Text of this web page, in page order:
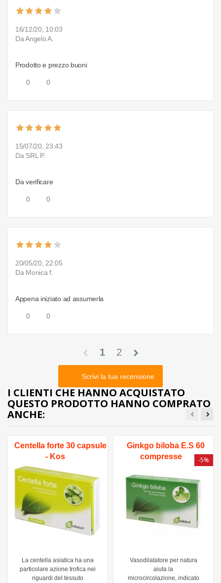
16/12/20, 10:03
Da Angelo A.
Prodotto e prezzo buoni
0 0
15/07/20, 23:43
Da SRL P.
Da verificare
0 0
20/05/20, 22:05
Da Monica f.
Appena iniziato ad assumerla
0 0
chevron_left 1 2 chevron_right
Scrivi la tua recensione
I CLIENTI CHE HANNO ACQUISTATO
QUESTO PRODOTTO HANNO COMPRATO
ANCHE:
Centella forte 30 capsule
- Kos
La centella asiatica ha una
particolare azione trofica nei
riguardi del tessuto
Ginkgo biloba E.S 60
compresse
Vasodilatatore per natura
aiuta la
microcircolazione, indicato
-5%